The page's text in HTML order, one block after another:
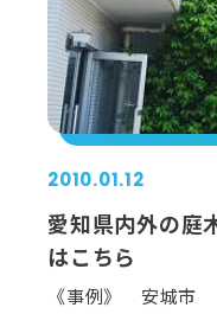
2010.01.12
愛知県内外の庭
はこちら
《事例》 安城市